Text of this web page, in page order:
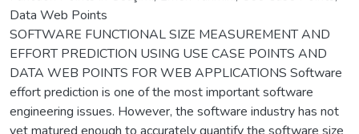
Data Web Points
SOFTWARE FUNCTIONAL SIZE MEASUREMENT AND
EFFORT PREDICTION USING USE CASE POINTS AND
DATA WEB POINTS FOR WEB APPLICATIONS Software
effort prediction is one of the most important software
engineering issues. However, the software industry has not